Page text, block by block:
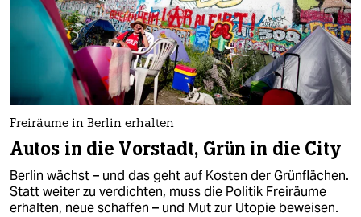
Freiräume in Berlin erhalten
Autos in die Vorstadt, Grün in die City
Berlin wächst – und das geht auf Kosten der Grünflächen.
Statt weiter zu verdichten, muss die Politik Freiräume
erhalten, neue schaffen – und Mut zur Utopie beweisen.